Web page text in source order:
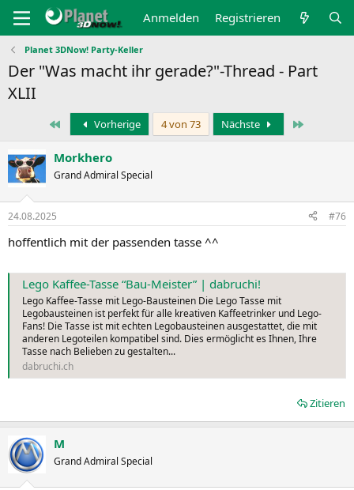
Anmelden Registrieren
Planet 3DNow! Party-Keller
Der "Was macht ihr gerade?"-Thread - Part
XLII
Erste Vorherige 4 von 73 Nächste
Morkhero
Grand Admiral Special
24.08.2025 #76
hoffentlich mit der passenden tasse ^^
Lego Kaffee-Tasse “Bau-Meister” | dabruchi!
Lego Kaffee-Tasse mit Lego-Bausteinen Die Lego Tasse mit
Legobausteinen ist perfekt für alle kreativen Kaffeetrinker und Lego-
Fans! Die Tasse ist mit echten Legobausteinen ausgestattet, die mit
anderen Legoteilen kompatibel sind. Dies ermöglicht es Ihnen, Ihre
Tasse nach Belieben zu gestalten...
dabruchi.ch
Zitieren
M
Grand Admiral Special